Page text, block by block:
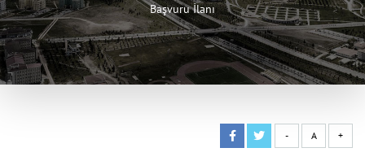
Başvuru İlanı
- A +